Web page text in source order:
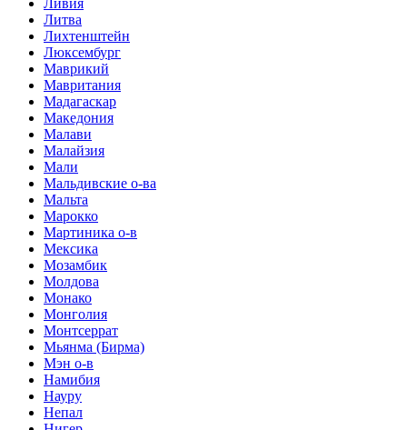
Литва
Лихтенштейн
Люксембург
Маврикий
Мавритания
Мадагаскар
Македония
Малави
Малайзия
Мали
Мальдивские о-ва
Мальта
Марокко
Мартиника о-в
Мексика
Мозамбик
Молдова
Монако
Монголия
Монтсеррат
Мьянма (Бирма)
Мэн о-в
Намибия
Науру
Непал